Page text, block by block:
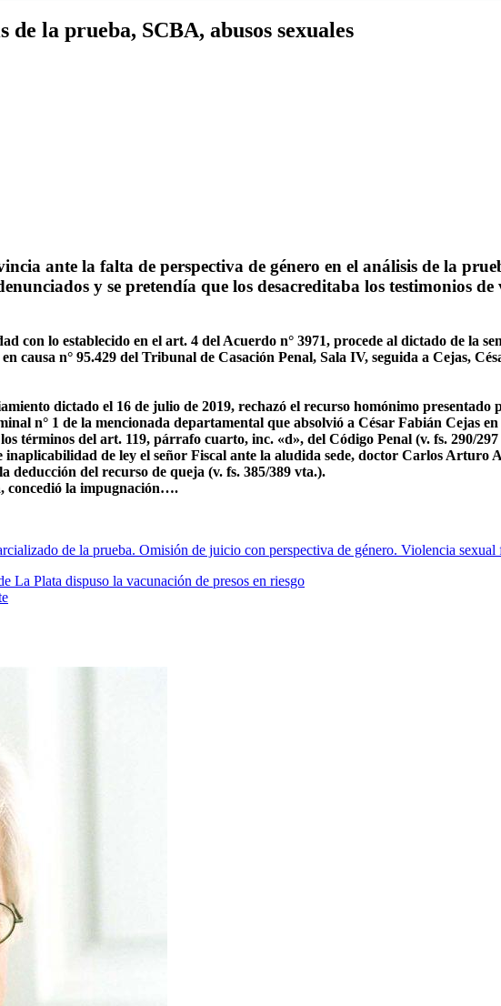
la prueba, SCBA, abusos sexuales
ante la falta de perspectiva de género en el análisis de la
y se pretendía que los desacreditaba los testimonios
con lo establecido en el art. 4 del Acuerdo n° 3971, procede al dictado de la
causa n° 95.429 del Tribunal de Casación Penal, Sala IV, seguida a Cejas,
dictado el 16 de julio de 2019, rechazó el recurso homónimo presentado
n° 1 de la mencionada departamental que absolvió a César Fabián Cejas
términos del art. 119, párrafo cuarto, inc. «d», del Código Penal (v. fs. 290/
de ley el señor Fiscal ante la aludida sede, doctor Carlos Arturo
del recurso de queja (v. fs. 385/389 vta.).
concedió la impugnación….
de la prueba. Omisión de juicio con perspectiva de género. Violencia
La Plata dispuso la vacunación de presos en riesgo